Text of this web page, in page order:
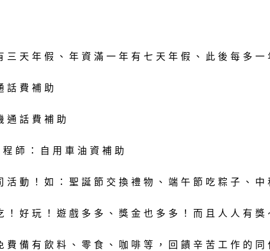
天年假、年資滿一年有七天年假、此後每多
話費補助
話費補助
師：自用車油資補助
動！如：聖誕節交換禮物、端午節吃粽子、
好玩！遊戲多多、獎金也多多！而且人人有
備有飲料、零食、咖啡等，回饋辛苦工作的同